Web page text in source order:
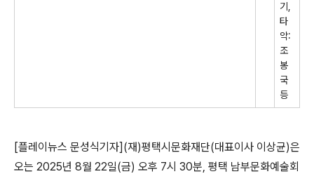
기
타
악:
조
봉
국
등
[플레이뉴스 문성식기자] (재)평택시문화재단(대표이사 이상균)은
오는 2025년 8월 22일(금) 오후 7시 30분, 평택 남부문화예술회